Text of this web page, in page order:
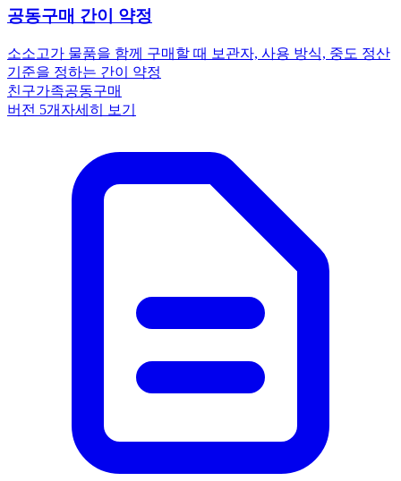
공동구매 간이 약정
소소고가 물품을 함께 구매할 때 보관자, 사용 방식, 중도 정산
기준을 정하는 간이 약정
친구가족공동구매
버전 5개 자세히 보기